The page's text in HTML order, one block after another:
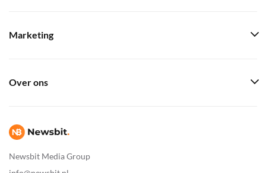
Newsbit Media Group
Marketing
Over ons